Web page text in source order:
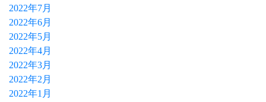
2022年7月
2022年6月
2022年5月
2022年4月
2022年3月
2022年2月
2022年1月